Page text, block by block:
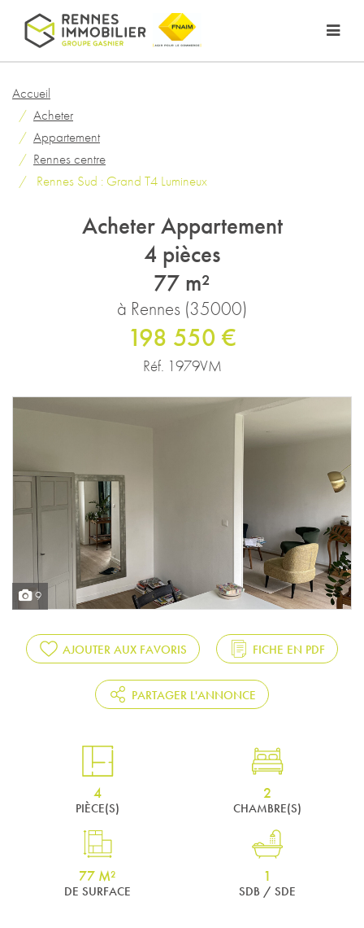
Accueil
Acheter
Appartement
Rennes centre
Rennes Sud : Grand T4 Lumineux
Acheter Appartement
4 pièces
77 m²
à Rennes (35000)
198 550 €
Réf. 1979VM
9
AJOUTER AUX FAVORIS FICHE EN PDF
PARTAGER L'ANNONCE
4
PIÈCE(S)
2
CHAMBRE(S)
77 M²
DE SURFACE
1
SDB / SDE